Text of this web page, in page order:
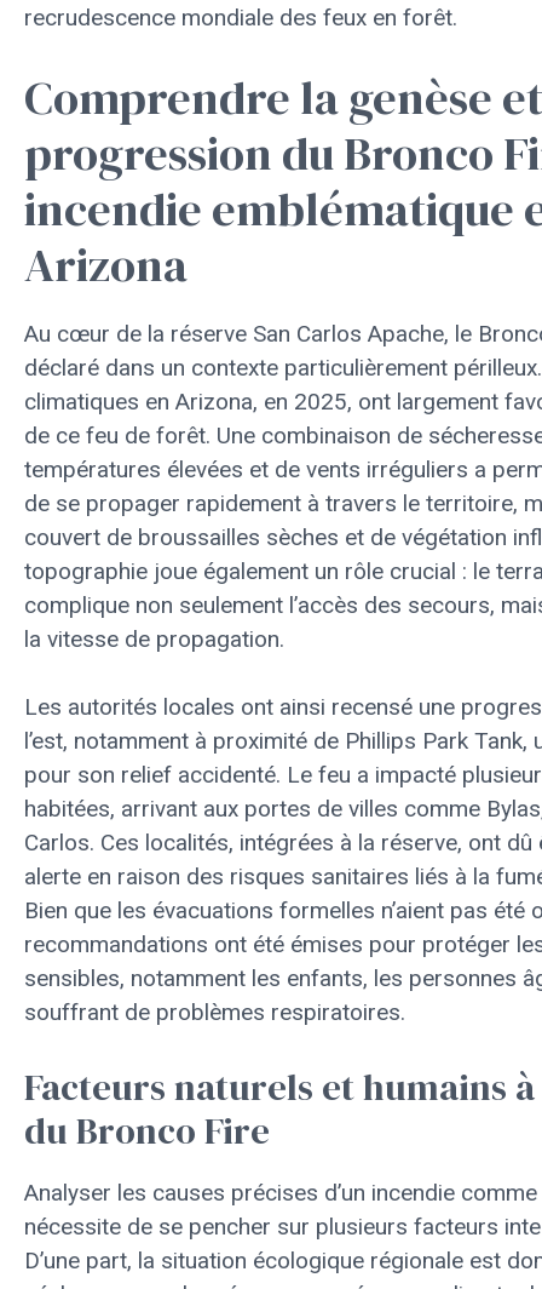
recrudescence mondiale des feux en forêt.
Comprendre la genèse
progression du Bronco
incendie emblématique
Arizona
Au cœur de la réserve San Carlos Apache, le
déclaré dans un contexte particulièrement
climatiques en Arizona, en 2025, ont largement
de ce feu de forêt. Une combinaison de
températures élevées et de vents irréguliers a
de se propager rapidement à travers le territoire,
couvert de broussailles sèches et de végétation
topographie joue également un rôle crucial : le
complique non seulement l’accès des secours,
la vitesse de propagation.
Les autorités locales ont ainsi recensé une
l’est, notamment à proximité de Phillips Park Tank,
pour son relief accidenté. Le feu a impacté
habitées, arrivant aux portes de villes comme
Carlos. Ces localités, intégrées à la réserve, ont dû
alerte en raison des risques sanitaires liés à la
Bien que les évacuations formelles n’aient pas été
recommandations ont été émises pour protéger
sensibles, notamment les enfants, les personnes
souffrant de problèmes respiratoires.
Facteurs naturels et humains
du Bronco Fire
Analyser les causes précises d’un incendie
nécessite de se pencher sur plusieurs facteurs
D’une part, la situation écologique régionale est